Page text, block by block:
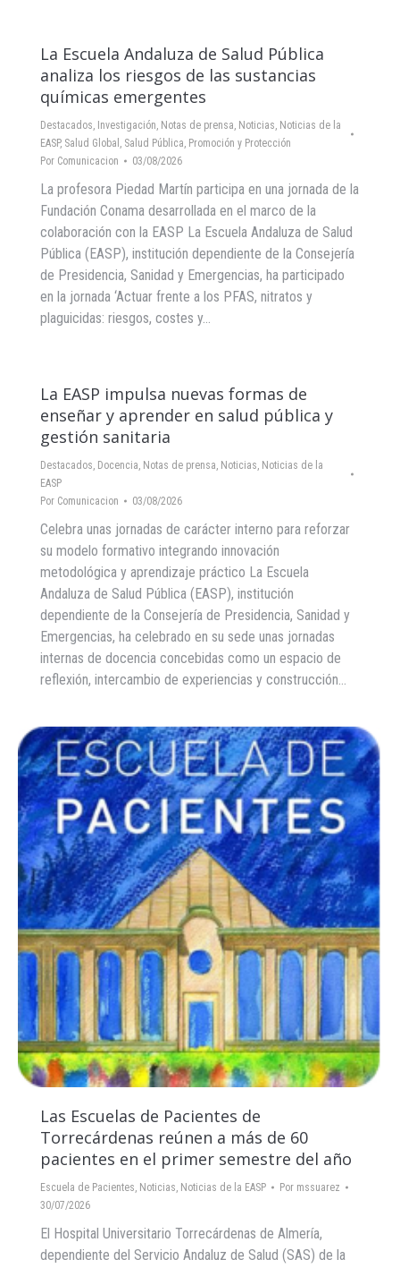
La Escuela Andaluza de Salud Pública
analiza los riesgos de las sustancias
químicas emergentes
Destacados, Investigación, Notas de prensa, Noticias, Noticias de la
EASP, Salud Global , Salud Pública, Promoción y Protección
Por Comunicacion 03/08/2026
La profesora Piedad Martín participa en una jornada de la
Fundación Conama desarrollada en el marco de la
colaboración con la EASP La Escuela Andaluza de Salud
Pública (EASP), institución dependiente de la Consejería
de Presidencia, Sanidad y Emergencias, ha participado
en la jornada ‘Actuar frente a los PFAS, nitratos y
plaguicidas: riesgos, costes y…
La EASP impulsa nuevas formas de
enseñar y aprender en salud pública y
gestión sanitaria
Destacados, Docencia, Notas de prensa, Noticias, Noticias de la
EASP
Por Comunicacion 03/08/2026
Celebra unas jornadas de carácter interno para reforzar
su modelo formativo integrando innovación
metodológica y aprendizaje práctico La Escuela
Andaluza de Salud Pública (EASP), institución
dependiente de la Consejería de Presidencia, Sanidad y
Emergencias, ha celebrado en su sede unas jornadas
internas de docencia concebidas como un espacio de
reflexión, intercambio de experiencias y construcción…
Las Escuelas de Pacientes de
Torrecárdenas reúnen a más de 60
pacientes en el primer semestre del año
Escuela de Pacientes, Noticias, Noticias de la EASP Por mssuarez
30/07/2026
El Hospital Universitario Torrecárdenas de Almería,
dependiente del Servicio Andaluz de Salud (SAS) de la